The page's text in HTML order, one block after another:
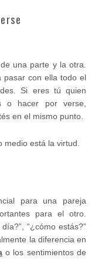
una parte y la otra.
pasar con ella todo el
Si eres tú quien
o hacer por verse,
en el mismo punto.
está la virtud.
para una pareja
para el otro.
“¿cómo estás?”
la diferencia en
o los sentimientos de